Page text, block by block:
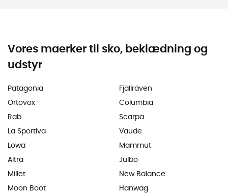
Vores maerker til sko, beklædning og
udstyr
Patagonia
Ortovox
Rab
La Sportiva
Lowa
Altra
Millet
Moon Boot
Fjällräven
Columbia
Scarpa
Vaude
Mammut
Julbo
New Balance
Hanwag